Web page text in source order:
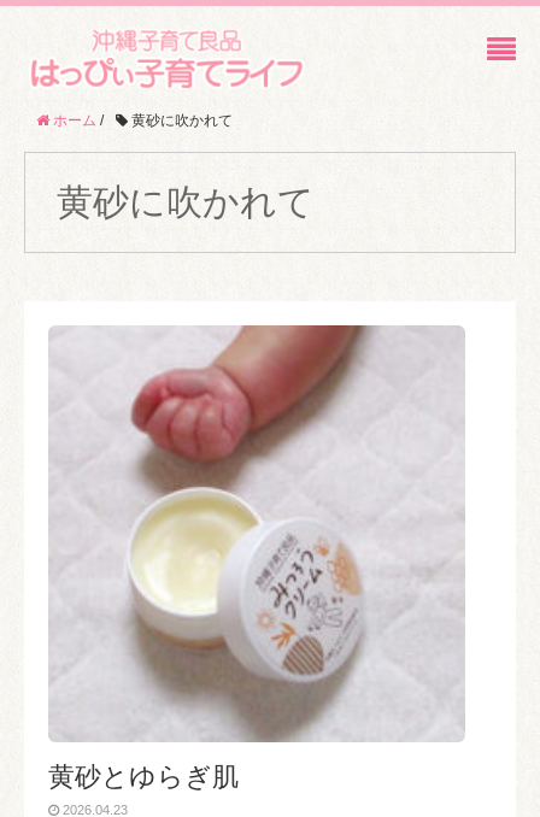
ホーム / 黄砂に吹かれて
黄砂に吹かれて
黄砂とゆらぎ肌
2026.04.23